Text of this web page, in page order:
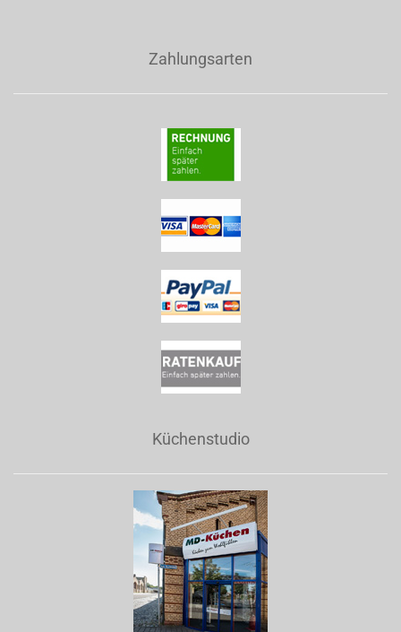
Zahlungsarten
Küchenstudio